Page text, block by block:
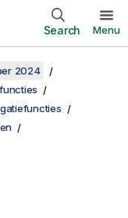
Search Menu
2024